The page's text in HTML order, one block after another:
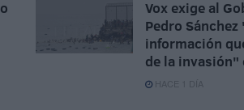
Vox exige al
Pedro
información
de la invasión"
HACE 1 DÍA